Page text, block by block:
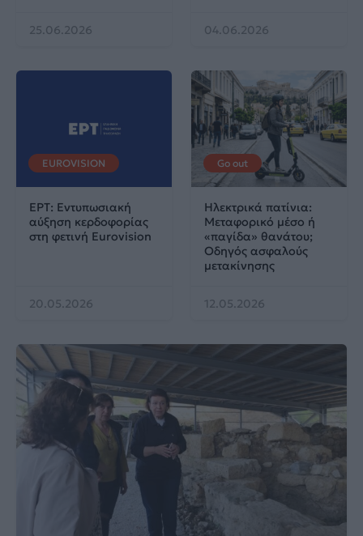
25.06.2026 04.06.2026
EUROVISION
ΕΡΤ: Εντυπωσιακή
αύξηση κερδοφορίας
στη φετινή Eurovision
20.05.2026
Go out
Ηλεκτρικά πατίνια:
Μεταφορικό μέσο ή
«παγίδα» θανάτου;
Οδηγός ασφαλούς
μετακίνησης
12.05.2026